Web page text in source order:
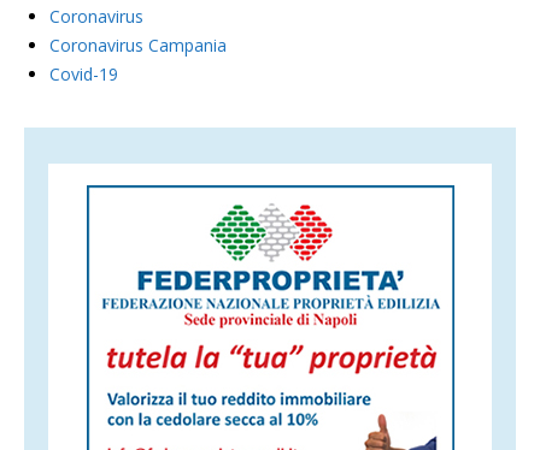
Coronavirus
Coronavirus Campania
Covid-19